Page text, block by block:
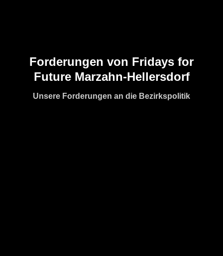
Forderungen von Fridays for
Future Marzahn-Hellersdorf
Unsere Forderungen an die Bezirkspolitik